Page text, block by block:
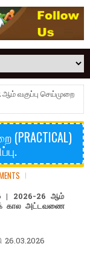
ஆம் வகுப்பு செய்முறை
| 2026-26 ஆம்
கால அட்டவணை
26.03.2026